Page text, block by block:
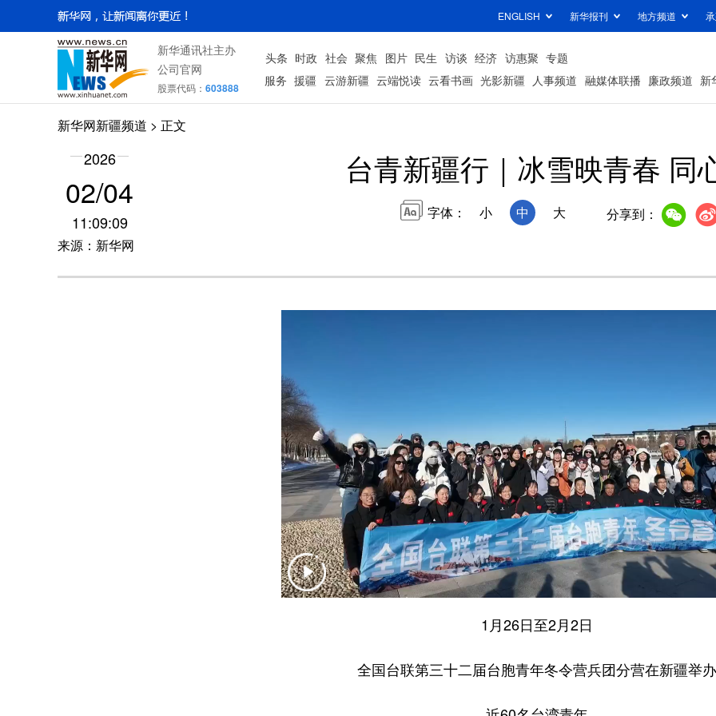
ENGLISH 新华报刊 地方频道
新华通讯社主办
公司官网
股票代码： 603888
头条 时政 社会 聚焦 图片 民生 访谈 经济 访惠聚 专题
服务 援疆 云游新疆 云端悦读 云看书画 光影新疆 人事频道 融媒体联播 廉政频道 新
新华网新疆频道 > 正文
2026
02/04
11:09:09
来源：新华网
台青新疆行｜冰雪映青春 同
字体： 小 中 大 分享到：
1月26日至2月2日
全国台联第三十二届台胞青年冬令营兵团分营在新疆举办